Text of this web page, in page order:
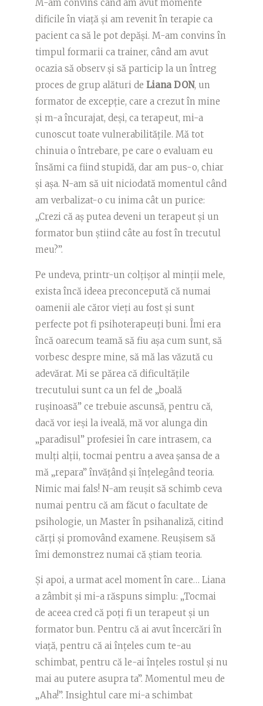
M-am convins când am avut momente
dificile în viață și am revenit în terapie ca
pacient ca să le pot depăși. M-am convins în
timpul formarii ca trainer, când am avut
ocazia să observ și să particip la un întreg
proces de grup alături de Liana DON, un
formator de excepție, care a crezut în mine
și m-a încurajat, deși, ca terapeut, mi-a
cunoscut toate vulnerabilitățile. Mă tot
chinuia o întrebare, pe care o evaluam eu
însămi ca fiind stupidă, dar am pus-o, chiar
și așa. N-am să uit niciodată momentul când
am verbalizat-o cu inima cât un purice:
„Crezi că aș putea deveni un terapeut și un
formator bun știind câte au fost în trecutul
meu?”.
Pe undeva, printr-un colțișor al minții mele,
exista încă ideea preconcepută că numai
oamenii ale căror vieți au fost și sunt
perfecte pot fi psihoterapeuți buni. Îmi era
încă oarecum teamă să fiu așa cum sunt, să
vorbesc despre mine, să mă las văzută cu
adevărat. Mi se părea că dificultățile
trecutului sunt ca un fel de „boală
rușinoasă” ce trebuie ascunsă, pentru că,
dacă vor ieși la iveală, mă vor alunga din
„paradisul” profesiei în care intrasem, ca
mulți alții, tocmai pentru a avea șansa de a
mă „repara” învățând și înțelegând teoria.
Nimic mai fals! N-am reușit să schimb ceva
numai pentru că am făcut o facultate de
psihologie, un Master în psihanaliză, citind
cărți și promovând examene. Reușisem să
îmi demonstrez numai că știam teoria.
Și apoi, a urmat acel moment în care… Liana
a zâmbit și mi-a răspuns simplu: „Tocmai
de aceea cred că poți fi un terapeut și un
formator bun. Pentru că ai avut încercări în
viață, pentru că ai înțeles cum te-au
schimbat, pentru că le-ai înțeles rostul și nu
mai au putere asupra ta”. Momentul meu de
„Aha!”. Insightul care mi-a schimbat